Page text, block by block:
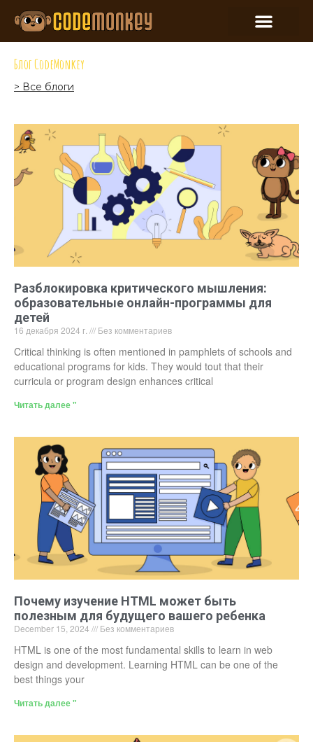
Блог CodeMonkey
> Все блоги
Разблокировка критического мышления:
образовательные онлайн-программы для
детей
16 декабря 2024 г. Без комментариев
Critical thinking is often mentioned in pamphlets of schools and
educational programs for kids. They would tout that their
curricula or program design enhances critical
Читать далее "
Почему изучение HTML может быть
полезным для будущего вашего ребенка
December 15, 2024 Без комментариев
HTML is one of the most fundamental skills to learn in web
design and development. Learning HTML can be one of the
best things your
Читать далее "